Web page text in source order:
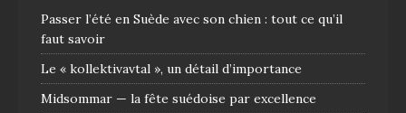
Passer l’été en Suède avec son chien : tout ce qu’il
faut savoir
Le « kollektivavtal », un détail d’importance
Midsommar — la fête suédoise par excellence